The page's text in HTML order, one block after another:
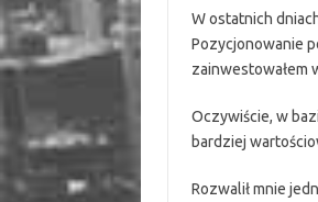
W ostatnich
Pozycjonowanie
zainwestowałem
Oczywiście, w
bardziej
Rozwalił mnie